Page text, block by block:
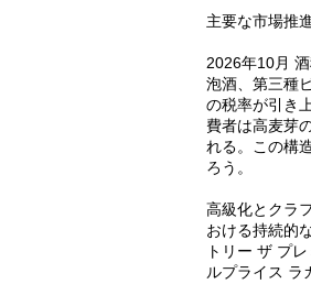
主要な市場推
2026年10月
泡酒、第三種
の税率が引き
費者は高麦芽
れる。この構
ろう。
高級化とクラ
おける持続的
トリー ザ プ
ルプライス ラ